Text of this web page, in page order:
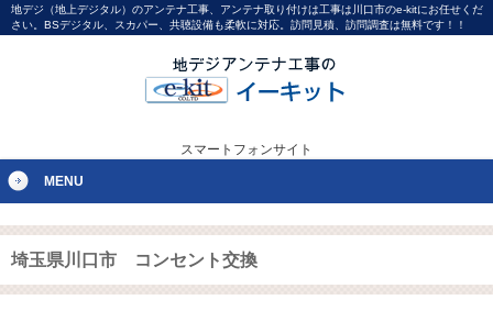
地デジ（地上デジタル）のアンテナ工事、アンテナ取り付けは工事は川口市のe-kitにお任せくだ
さい。BSデジタル、スカパー、共聴設備も柔軟に対応。訪問見積、訪問調査は無料です！！
スマートフォンサイト
MENU
埼玉県川口市 コンセント交換